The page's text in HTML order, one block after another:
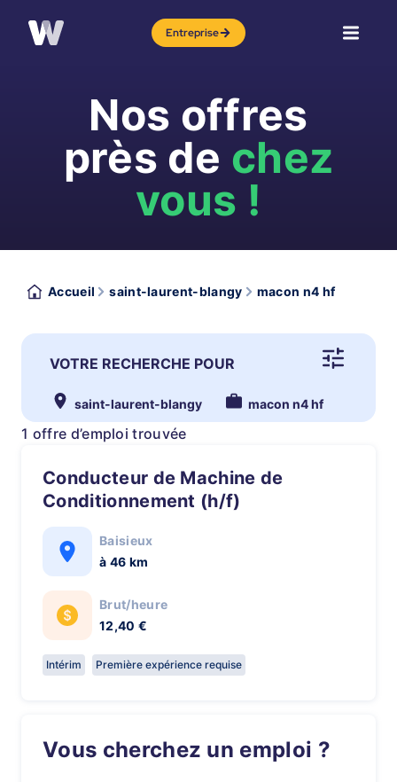
Entreprise
Nos offres
près de chez
vous !
Accueil saint-laurent-blangy macon n4 hf
VOTRE RECHERCHE POUR
saint-laurent-blangy macon n4 hf
1 offre d’emploi trouvée
Conducteur de Machine de
Conditionnement (h/f)
Baisieux
à 46 km
Brut/heure
12,40 €
Intérim Première expérience requise
Vous cherchez un emploi ?